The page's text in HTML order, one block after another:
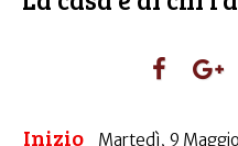
Inizio Martedì, 9